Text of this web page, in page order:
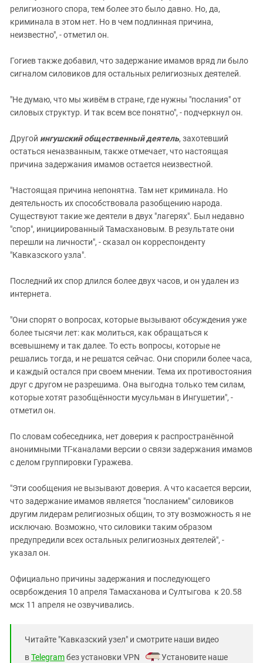
религиозного спора, тем более это было давно. Но, да,
криминала в этом нет. Но в чем подлинная причина,
неизвестно", - отметил он.
Гогиев также добавил, что задержание имамов вряд ли было
сигналом силовиков для остальных религиозных деятелей.
"Не думаю, что мы живём в стране, где нужны "послания" от
силовых структур. И так всем все понятно", - подчеркнул он.
Другой ингушский общественный деятель, захотевший
остаться неназванным, также отмечает, что настоящая
причина задержания имамов остается неизвестной.
"Настоящая причина непонятна. Там нет криминала. Но
деятельность их способствовала разобщению народа.
Существуют такие же деятели в двух "лагерях". Был недавно
"спор", инициированный Тамасхановым. В результате они
перешли на личности", - сказал он корреспонденту
"Кавказского узла".
Последний их спор длился более двух часов, и он удален из
интернета.
"Они спорят о вопросах, которые вызывают обсуждения уже
более тысячи лет: как молиться, как обращаться к
всевышнему и так далее. То есть вопросы, которые не
решались тогда, и не решатся сейчас. Они спорили более часа,
и каждый остался при своем мнении. Тема их противостояния
друг с другом не разрешима. Она выгодна только тем силам,
которые хотят разобщённости мусульман в Ингушетии", -
отметил он.
По словам собеседника, нет доверия к распространённой
анонимными ТГ-каналами версии о связи задержания имамов
с делом группировки Гуражева.
"Эти сообщения не вызывают доверия. А что касается версии,
что задержание имамов является "посланием" силовиков
другим лидерам религиозных общин, то эту возможность я не
исключаю. Возможно, что силовики таким образом
предупредили всех остальных религиозных деятелей", -
указал он.
Официально причины задержания и последующего
осврбождения 10 апреля Тамасханова и Султыгова к 20.58
мск 11 апреля не озвучивались.
Читайте "Кавказский узел" и смотрите наши видео
вTelegramбез установки VPN
. Установите наше